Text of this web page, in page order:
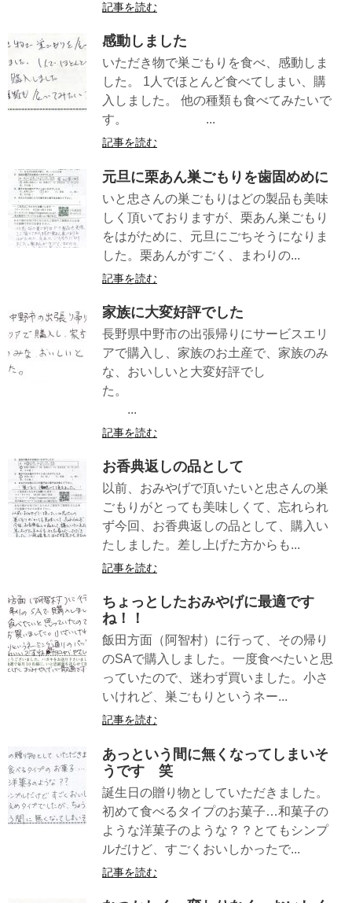
記事を読む
感動しました
いただき物で巣ごもりを食べ、感動しま
した。 1人でほとんど食べてしまい、購
入しました。 他の種類も食べてみたいで
す。 ...
記事を読む
元旦に栗あん巣ごもりを歯固めめに
いと忠さんの巣ごもりはどの製品も美味
しく頂いておりますが、栗あん巣ごもり
をはがために、元旦にごちそうになりま
した。栗あんがすごく、まわりの...
記事を読む
家族に大変好評でした
長野県中野市の出張帰りにサービスエリ
アで購入し、家族のお土産で、家族のみ
な、おいしいと大変好評でし
た。
...
記事を読む
お香典返しの品として
以前、おみやげで頂いたいと忠さんの巣
ごもりがとっても美味しくて、忘れられ
ず今回、お香典返しの品として、購入い
たしました。差し上げた方からも...
記事を読む
ちょっとしたおみやげに最適です
ね！！
飯田方面（阿智村）に行って、その帰り
のSAで購入しました。一度食べたいと思
っていたので、迷わず買いました。小さ
いけれど、巣ごもりというネー...
記事を読む
あっという間に無くなってしまいそ
うです 笑
誕生日の贈り物としていただきました。
初めて食べるタイプのお菓子…和菓子の
ような洋菓子のような？？とてもシンプ
ルだけど、すごくおいしかったで...
記事を読む